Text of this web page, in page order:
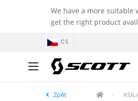
We have a more suitable
get the right product
CS
Zpět